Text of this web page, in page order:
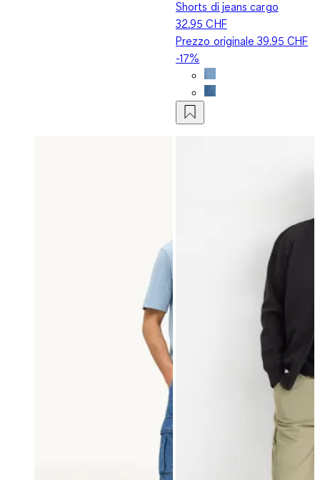
Shorts di jeans cargo
32.95 CHF
Prezzo originale39.95 CHF
-17%